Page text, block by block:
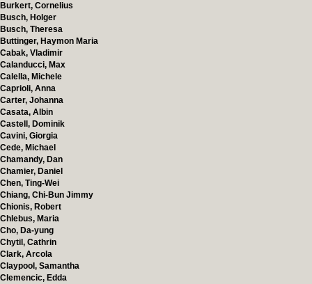
Burkert, Cornelius
Busch, Holger
Busch, Theresa
Buttinger, Haymon Maria
Cabak, Vladimir
Calanducci, Max
Calella, Michele
Caprioli, Anna
Carter, Johanna
Casata, Albin
Castell, Dominik
Cavini, Giorgia
Cede, Michael
Chamandy, Dan
Chamier, Daniel
Chen, Ting-Wei
Chiang, Chi-Bun Jimmy
Chionis, Robert
Chlebus, Maria
Cho, Da-yung
Chytil, Cathrin
Clark, Arcola
Claypool, Samantha
Clemencic, Edda